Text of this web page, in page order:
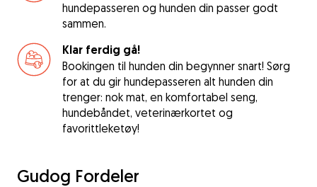
hundepasseren og hunden din passer godt
sammen.
Klar ferdig gå!
Bookingen til hunden din begynner snart! Sørg
for at du gir hundepasseren alt hunden din
trenger: nok mat, en komfortabel seng,
hundebåndet, veterinærkortet og
favorittleketøy!
Gudog Fordeler